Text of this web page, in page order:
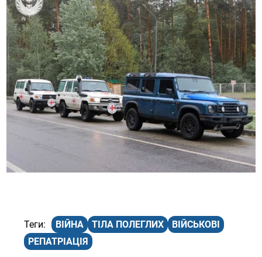
ВІЙНА ТІЛА ПОЛЕГЛИХ
ВІЙСЬКОВІ
РЕПАТРІАЦІЯ